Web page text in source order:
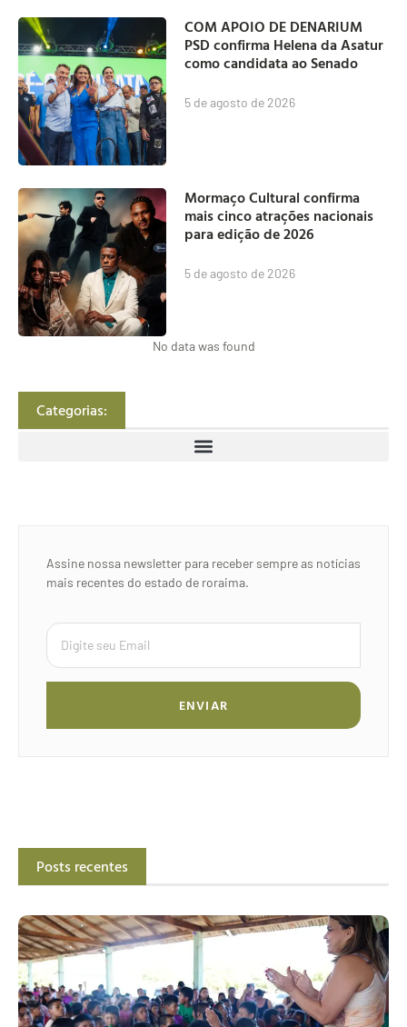
COM APOIO DE DENARIUM
PSD confirma Helena da Asatur
como candidata ao Senado
5 de agosto de 2026
Mormaço Cultural confirma
mais cinco atrações nacionais
para edição de 2026
5 de agosto de 2026
No data was found
Categorias:
Assine nossa newsletter para receber sempre as notícias
mais recentes do estado de roraima.
ENVIAR
Posts recentes